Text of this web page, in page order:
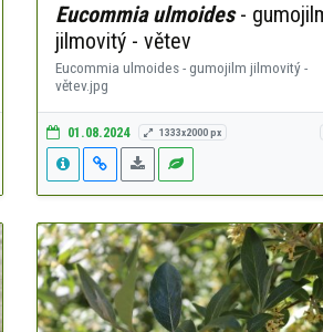
Eucommia ulmoides-
jilmovitý - větev
Eucommia ulmoides - gumojilm jilmovitý -
větev.jpg
01.08.2024 1333x2000 px